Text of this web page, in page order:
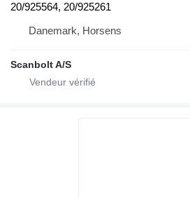
20/925564, 20/925261
Danemark, Horsens
Scanbolt A/S